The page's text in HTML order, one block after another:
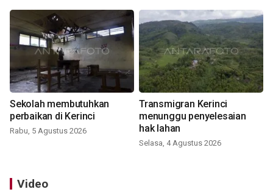
Sekolah membutuhkan
perbaikan di Kerinci
Rabu, 5 Agustus 2026
Transmigran Kerinci
menunggu penyelesaian
hak lahan
Selasa, 4 Agustus 2026
Video